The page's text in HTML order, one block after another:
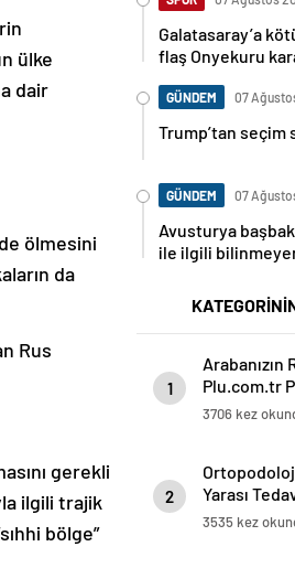
ülke
dair
ölmesini
da
Rus
gerekli
ilgili trajik
bölge”
Galatasaray’a
flaş Onyekuru
GÜNDEM 07
Trump’tan seçim
GÜNDEM 07
Avusturya
ile ilgili
1
Arabanızın
Plu.com.tr
Modelleri
3706 kez
2
Yarası
3535 kez